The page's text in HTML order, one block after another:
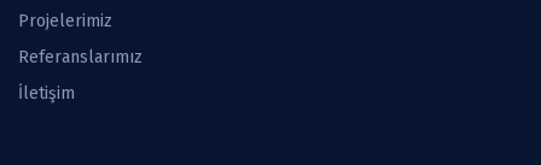
Projelerimiz
Referanslarımız
İletişim